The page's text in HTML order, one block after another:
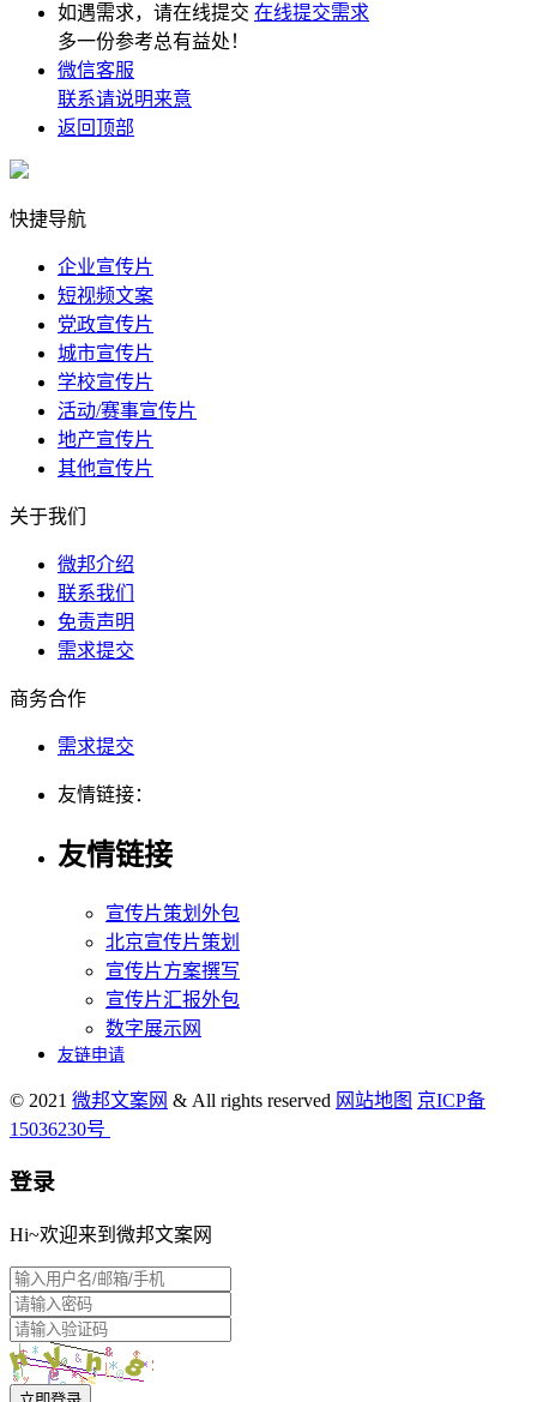
如遇需求，请在线提交 在线提交需求
多一份参考总有益处！
微信客服
联系请说明来意
返回顶部
快捷导航
企业宣传片
短视频文案
党政宣传片
城市宣传片
学校宣传片
活动/赛事宣传片
地产宣传片
其他宣传片
关于我们
微邦介绍
联系我们
免责声明
需求提交
商务合作
需求提交
友情链接：
友情链接
宣传片策划外包
北京宣传片策划
宣传片方案撰写
宣传片汇报外包
数字展示网
友链申请
© 2021 微邦文案网 & All rights reserved 网站地图 京ICP备
15036230号
登录
Hi~欢迎来到微邦文案网